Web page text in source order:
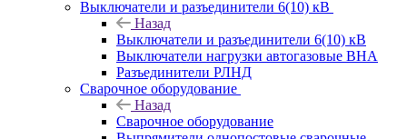
Выключатели и разъединители 6(10) кВ
Назад
Выключатели и разъединители 6(10) кВ
Выключатели нагрузки автогазовые ВНА
Разъединители РЛНД
Сварочное оборудование
Назад
Сварочное оборудование